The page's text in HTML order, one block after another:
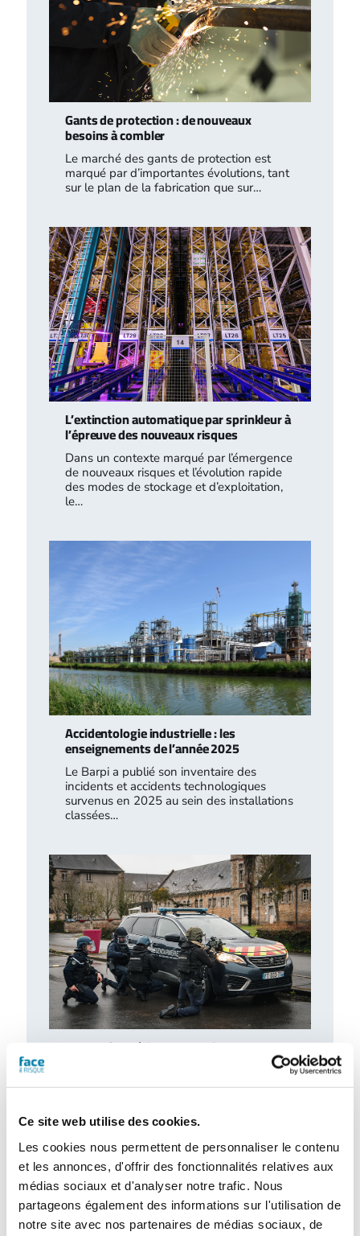
Ce site web utilise des cookies.
Les cookies nous permettent de personnaliser le contenu
et les annonces, d'offrir des fonctionnalités relatives aux
médias sociaux et d'analyser notre trafic. Nous
partageons également des informations sur l'utilisation de
notre site avec nos partenaires de médias sociaux, de
Gants de protection : de nouveaux
besoins à combler
Le marché des gants de protection est
marqué par d’importantes évolutions, tant
sur le plan de la fabrication que sur…
L’extinction automatique par sprinkleur à
l’épreuve des nouveaux risques
Dans un contexte marqué par l’émergence
de nouveaux risques et l’évolution rapide
des modes de stockage et d’exploitation,
le…
Accidentologie industrielle : les
enseignements de l’année 2025
Le Barpi a publié son inventaire des
incidents et accidents technologiques
survenus en 2025 au sein des installations
classées…
Retour d’expérience : exercice attentat au
Le centre hospitalier de l’Estran a organisé,
terroriste de grande ampleur. Romain…